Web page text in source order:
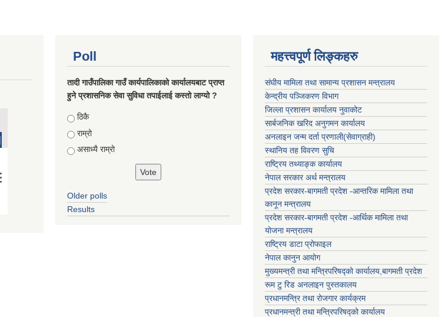
Poll
तादी गाउँपालिका गाउँ कार्यपालिकाको कार्यालयबाट प्राप्त
हुने प्रशासनिक सेवा सुविधा तपाईलाई कस्तो लाग्यो ?
Choices
ठिकै
राम्रो
असाध्यै राम्रो
Older polls
Results
महत्त्वपूर्ण लिङ्कहरु
संघीय मामिला तथा सामान्य प्रशासन मन्त्रालय
केन्द्रीय पञ्जिकरण विभाग
जिल्ला प्रशासन कार्यालय नुवाकोट
सार्बजनिक खरिद अनुगमन कार्यालय
अनलाइन जन्म दर्ता प्रणाली(सेवाग्राही)
स्थानिय तह विवरण सुचि
राष्ट्रिय तथ्याङ्क कार्यालय
नेपाल सरकार अर्थ मन्त्रालय
प्रदेश सरकार-बागमती प्रदेश -आन्तरिक मामिला तथा
कानून मन्त्रालय
प्रदेश सरकार-बागमती प्रदेश -आर्थिक मामिला तथा
योजना मन्त्रालय
राष्ट्रिय डाटा प्रोफाइल
नेपाल कानुन आयोग
मुख्यमन्त्री तथा मन्त्रिपरिषद्को कार्यालय,बागमती प्रदेश
रूम टु रिड अनलाइन पुस्तकालय
प्रधानमन्त्रि तथा रोजगार कार्यक्रम
प्रधानमन्त्री तथा मन्त्रिपरिषद्को कार्यालय